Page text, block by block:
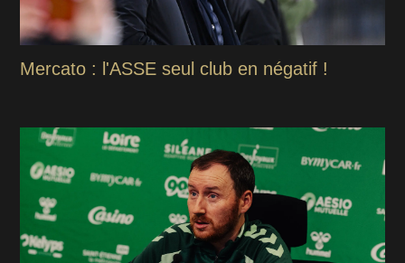
Mercato : l'ASSE seul club en négatif !